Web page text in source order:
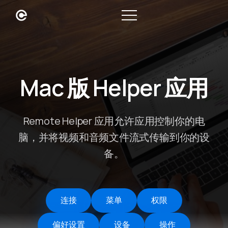
Mac 版 Helper 应用
Remote Helper 应用允许应用控制你的电
脑，并将视频和音频文件流式传输到你的设
备。
连接 菜单 权限
偏好设置 设备 操作